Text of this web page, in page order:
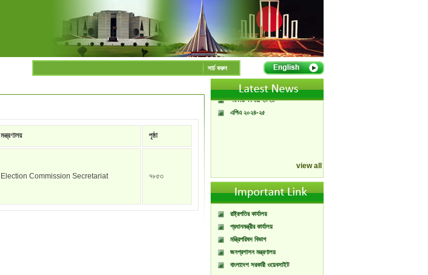
সার্চ করুন
মন্ত্রণালয় পৃষ্ঠা
Election Commission Secretariat ৭৮৫৩
A Handbook of
Government Press
Citizen Charter of
Bangladesh Government
Press
সরকারী বর্ষপঞ্জি ২০২৬
view all
রাষ্ট্রপতির কার্যালয়
প্রধানমন্ত্রীর কার্যালয়
মন্ত্রিপরিষদ বিভাগ
জনপ্রশাসন মন্ত্রণালয়
বাংলাদেশ সরকারী ওয়েবসাইট